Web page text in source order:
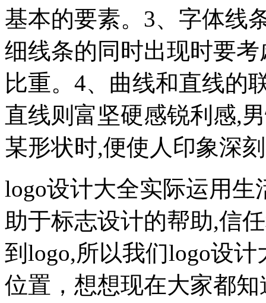
基本的要素。3、字体线
细线条的同时出现时要
比重。4、曲线和直线的
直线则富坚硬感锐利感,
某形状时,便使人印象深
logo设计大全实际运用
助于标志设计的帮助,信
到logo,所以我们logo设
位置，想想现在大家都